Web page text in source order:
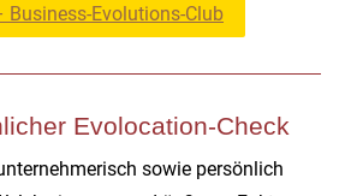
Business-Evolutions-Club
Evolocation-Check
sowie persönlich